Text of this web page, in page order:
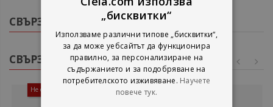
СВЪРЗАНИ ПРОДУКТИ
СВЪРЗАНИ ПРОДУКТИ
Не е наличен
„бисквитки“
Използваме различни типове „бисквитки“,
за да може уебсайтът да функционира
правилно, за персонализиране на
съдържанието и за подобряване на
потребителското изживяване. Научете
повече тук.